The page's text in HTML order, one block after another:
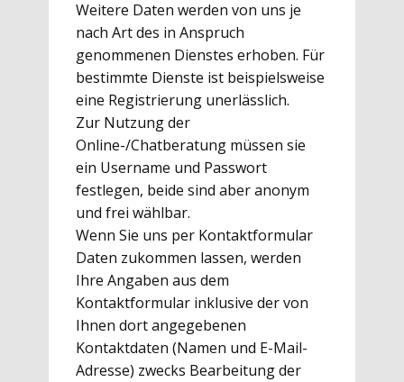
Weitere Daten werden von uns je
nach Art des in Anspruch
genommenen Dienstes erhoben. Für
bestimmte Dienste ist beispielsweise
eine Registrierung unerlässlich.
Zur Nutzung der
Online-/Chatberatung müssen sie
ein Username und Passwort
festlegen, beide sind aber anonym
und frei wählbar.
Wenn Sie uns per Kontaktformular
Daten zukommen lassen, werden
Ihre Angaben aus dem
Kontaktformular inklusive der von
Ihnen dort angegebenen
Kontaktdaten (Namen und E-Mail-
Adresse) zwecks Bearbeitung der